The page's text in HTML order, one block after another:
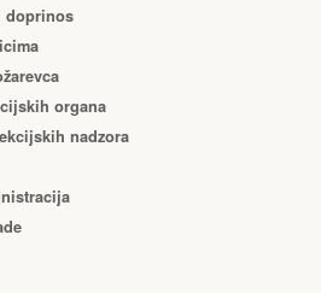
doprinos
organa
nadzora